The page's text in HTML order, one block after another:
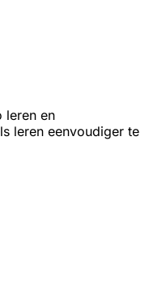
leren en
leren eenvoudiger te